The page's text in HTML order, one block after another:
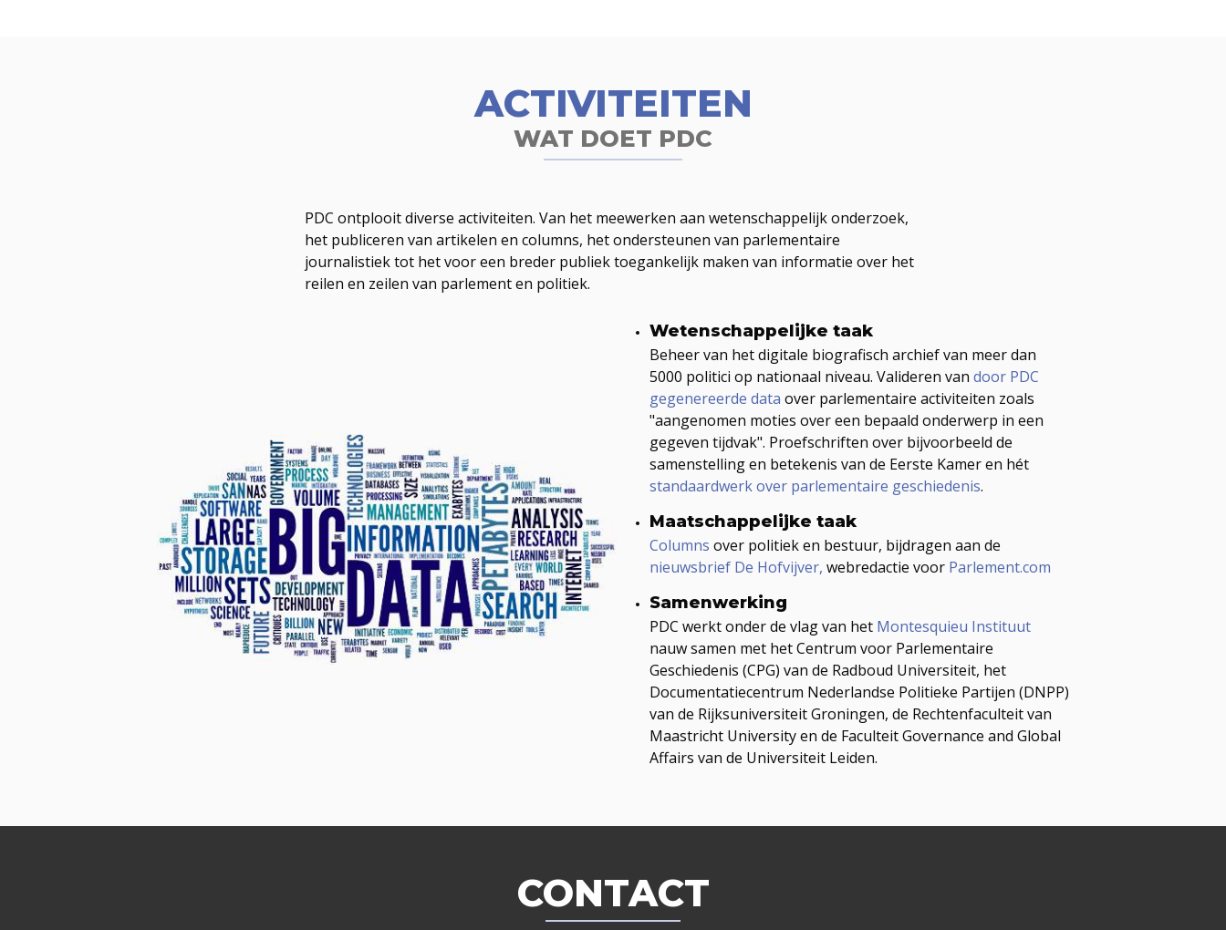
ACTIVITEITEN
WAT DOET PDC
PDC ontplooit diverse activiteiten. Van het meewerken aan wetenschappelijk onderzoek,
het publiceren van artikelen en columns, het ondersteunen van parlementaire
journalistiek tot het voor een breder publiek toegankelijk maken van informatie over het
reilen en zeilen van parlement en politiek.
Wetenschappelijke taak
Beheer van het digitale biografisch archief van meer dan
5000 politici op nationaal niveau. Valideren van door PDC
gegenereerde data over parlementaire activiteiten zoals
"aangenomen moties over een bepaald onderwerp in een
gegeven tijdvak". Proefschriften over bijvoorbeeld de
samenstelling en betekenis van de Eerste Kamer en hét
standaardwerk over parlementaire geschiedenis.
Maatschappelijke taak
Columns over politiek en bestuur, bijdragen aan de
nieuwsbrief De Hofvijver, webredactie voor Parlement.com
Samenwerking
PDC werkt onder de vlag van het Montesquieu Instituut
nauw samen met het Centrum voor Parlementaire
Geschiedenis (CPG) van de Radboud Universiteit, het
Documentatiecentrum Nederlandse Politieke Partijen (DNPP)
van de Rijksuniversiteit Groningen, de Rechtenfaculteit van
Maastricht University en de Faculteit Governance and Global
Affairs van de Universiteit Leiden.
CONTACT